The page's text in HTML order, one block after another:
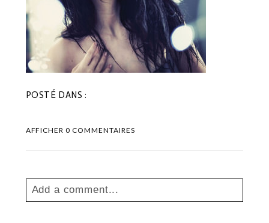
POSTÉ DANS :
AFFICHER0 COMMENTAIRES
Add a comment...